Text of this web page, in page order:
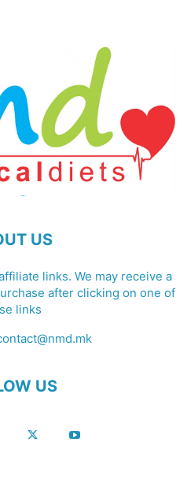
US
links. We may receive a
after clicking on one of
links
US